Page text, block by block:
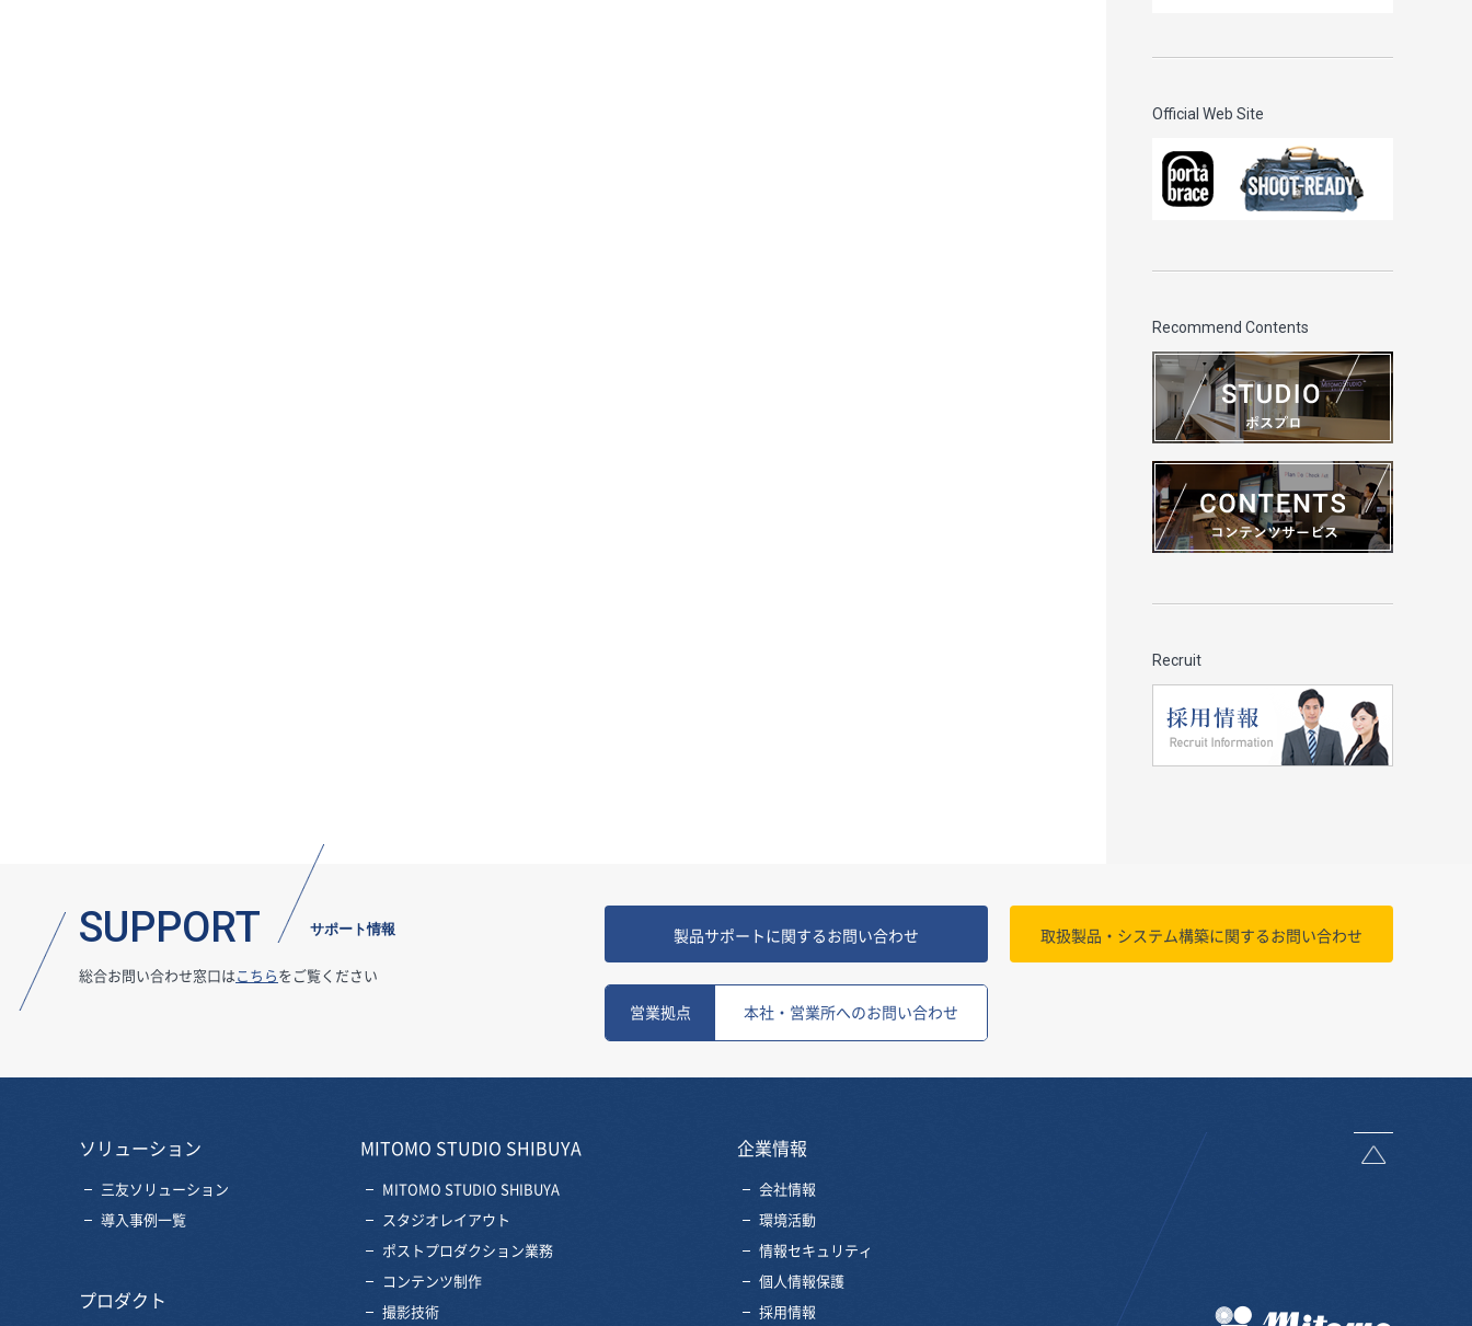
Official Web Site
Recommend Contents
Recruit
SUPPORT サポート情報
総合お問い合わせ窓口はこちらをご覧ください
製品サポートに関するお問い合わせ 取扱製品・システム構築に関するお問い合わせ
営業拠点 本社・営業所へのお問い合わせ
ソリューション
三友ソリューション
導入事例一覧
プロダクト
MITOMO STUDIO SHIBUYA
MITOMO STUDIO SHIBUYA
スタジオレイアウト
ポストプロダクション業務
コンテンツ制作
撮影技術
企業情報
会社情報
環境活動
情報セキュリティ
個人情報保護
採用情報